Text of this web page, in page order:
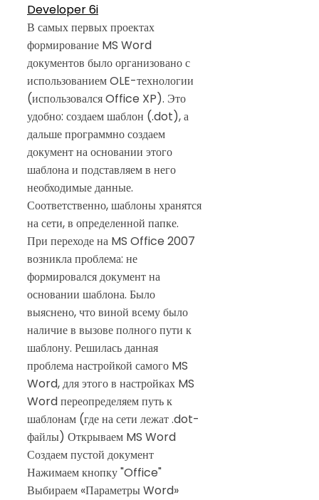
Developer 6i
В самых первых проектах
формирование MS Word
документов было организовано с
использованием OLE-технологии
(использовался Office XP). Это
удобно: создаем шаблон (.dot), а
дальше программно создаем
документ на основании этого
шаблона и подставляем в него
необходимые данные.
Соответственно, шаблоны хранятся
на сети, в определенной папке.
При переходе на MS Office 2007
возникла проблема: не
формировался документ на
основании шаблона. Было
выяснено, что виной всему было
наличие в вызове полного пути к
шаблону. Решилась данная
проблема настройкой самого MS
Word, для этого в настройках MS
Word переопределяем путь к
шаблонам (где на сети лежат .dot-
файлы) Открываем MS Word
Создаем пустой документ
Нажимаем кнопку "Office"
Выбираем «Параметры Word»